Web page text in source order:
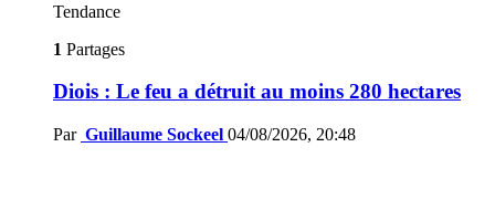
Tendance
1 Partages
Diois : Le feu a détruit au moins 280 hectares
Par Guillaume Sockeel 04/08/2026, 20:48